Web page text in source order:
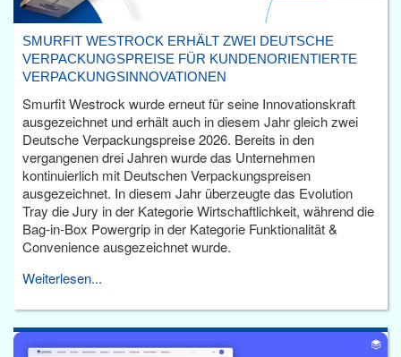
SMURFIT WESTROCK ERHÄLT ZWEI DEUTSCHE
VERPACKUNGSPREISE FÜR KUNDENORIENTIERTE
VERPACKUNGSINNOVATIONEN
Smurfit Westrock wurde erneut für seine Innovationskraft
ausgezeichnet und erhält auch in diesem Jahr gleich zwei
Deutsche Verpackungspreise 2026. Bereits in den
vergangenen drei Jahren wurde das Unternehmen
kontinuierlich mit Deutschen Verpackungspreisen
ausgezeichnet. In diesem Jahr überzeugte das Evolution
Tray die Jury in der Kategorie Wirtschaftlichkeit, während die
Bag-in-Box Powergrip in der Kategorie Funktionalität &
Convenience ausgezeichnet wurde.
Weiterlesen...